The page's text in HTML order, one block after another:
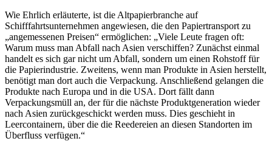
Wie Ehrlich erläuterte, ist die Altpapierbranche auf
Schifffahrtsunternehmen angewiesen, die den Papiertransport zu
„angemessenen Preisen“ ermöglichen: „Viele Leute fragen oft:
Warum muss man Abfall nach Asien verschiffen? Zunächst einmal
handelt es sich gar nicht um Abfall, sondern um einen Rohstoff für
die Papierindustrie. Zweitens, wenn man Produkte in Asien herstellt,
benötigt man dort auch die Verpackung. Anschließend gelangen die
Produkte nach Europa und in die USA. Dort fällt dann
Verpackungsmüll an, der für die nächste Produktgeneration wieder
nach Asien zurückgeschickt werden muss. Dies geschieht in
Leercontainern, über die die Reedereien an diesen Standorten im
Überfluss verfügen.“